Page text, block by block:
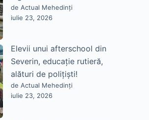
de Actual Mehedinți
iulie 23, 2026
Elevii unui afterschool din
Severin, educație rutieră,
alături de polițiști!
de Actual Mehedinți
iulie 23, 2026